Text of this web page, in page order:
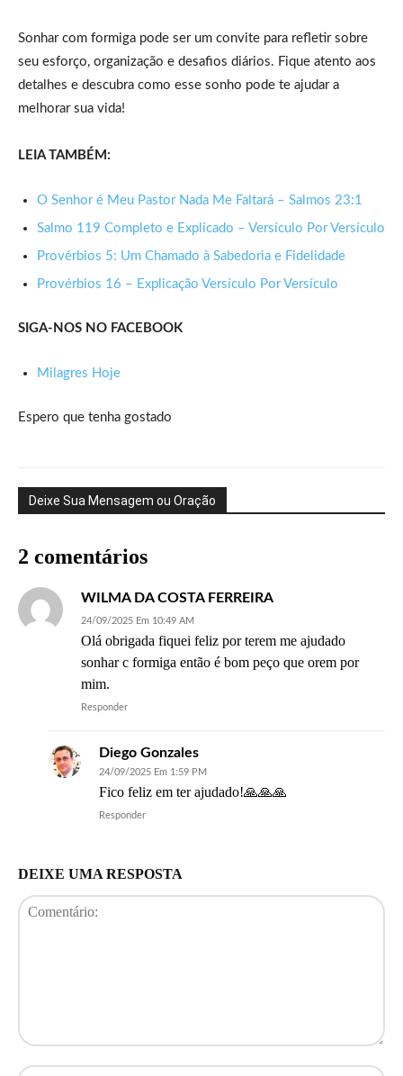
Sonhar com formiga pode ser um convite para refletir sobre
seu esforço, organização e desafios diários. Fique atento aos
detalhes e descubra como esse sonho pode te ajudar a
melhorar sua vida!
LEIA TAMBÉM:
O Senhor é Meu Pastor Nada Me Faltará – Salmos 23:1
Salmo 119 Completo e Explicado – Versículo Por Versículo
Provérbios 5: Um Chamado à Sabedoria e Fidelidade
Provérbios 16 – Explicação Versículo Por Versículo
SIGA-NOS NO FACEBOOK
Milagres Hoje
Espero que tenha gostado
Deixe Sua Mensagem ou Oração
2 comentários
WILMA DA COSTA FERREIRA
24/09/2025 Em 10:49 AM
Olá obrigada fiquei feliz por terem me ajudado
sonhar c formiga então é bom peço que orem por
mim.
Responder
Diego Gonzales
24/09/2025 Em 1:59 PM
Fico feliz em ter ajudado!🙏🙏🙏
Responder
DEIXE UMA RESPOSTA